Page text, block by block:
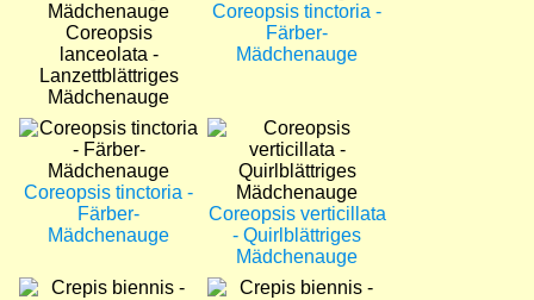
Coreopsis
lanceolata -
Lanzettblättriges
Mädchenauge
Coreopsis tinctoria -
Färber-
Mädchenauge
Bild
Coreopsis tinctoria -
Färber-
Mädchenauge
Bild
Coreopsis verticillata
- Quirlblättriges
Mädchenauge
Bild
Bild